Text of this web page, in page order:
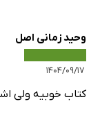
وحید زمانی اصل
۱۴۰۴/۰۹/۱۷
کتاب خوبیه ولی